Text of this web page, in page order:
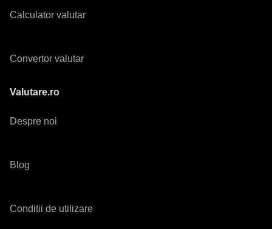
Calculator valutar
Convertor valutar
Valutare.ro
Despre noi
Blog
Conditii de utilizare